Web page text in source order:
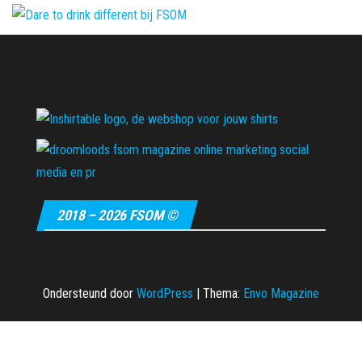
2018 – 2026 FSOM ©
Ondersteund door WordPress | Thema: Envo Magazine